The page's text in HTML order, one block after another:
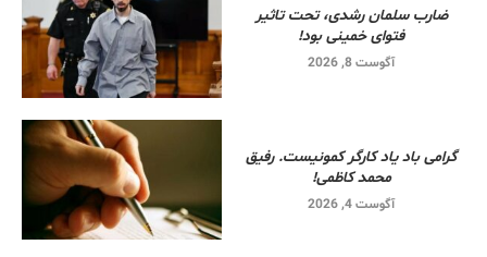
ضارب سلمان رشدی، تحت تاثیر
فتوای خمینی بود!
آگوست 8, 2026
گرامی باد یاد کارگر کمونیست. رفیق
محمد کاظمی!
آگوست 4, 2026